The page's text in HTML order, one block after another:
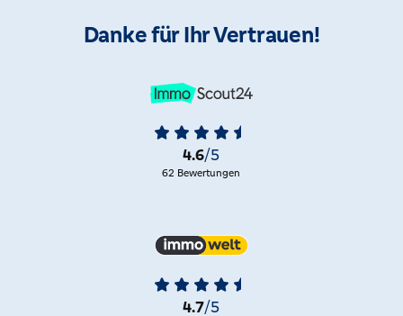
Danke für Ihr Vertrauen!
4.6/5
62 Bewertungen
4.7/5